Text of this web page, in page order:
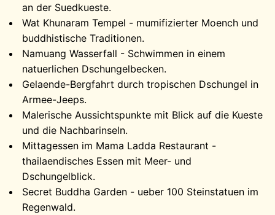
Der erste Stopp ist Hin Ta Hin Yai, die beruehmten
Grossmutter- und Grossvater-Felsen an der
Suedkueste der Insel - natuerliche Felsformationen, die
zu einem der meistfotografierten Wahrzeichen von Koh
Samui geworden sind. Eine lokale Legende besagt,
dass Paaren, die sich hier ein Kind wuenschen, dieser
Wunsch erfuellt wird, und Besucher kommen aus aller
Welt, um die Legende zu testen. Von dort rollt der
Konvoi zum Wat Khunaram Tempel, wo ein
mumifizierter Moench seit ueber vier Jahrzehnten in
einer Meditationshaltung in einem Glaskasten
aufbewahrt wird.
Namuang Wasserfall Koh Samui
an der Suedkueste.
Wat Khunaram Tempel - mumifizierter Moench und
buddhistische Traditionen.
Namuang Wasserfall - Schwimmen in einem
natuerlichen Dschungelbecken.
Gelaende-Bergfahrt durch tropischen Dschungel in
Armee-Jeeps.
Malerische Aussichtspunkte mit Blick auf die Kueste
und die Nachbarinseln.
Mittagessen im Mama Ladda Restaurant -
thailaendisches Essen mit Meer- und
Dschungelblick.
Secret Buddha Garden - ueber 100 Steinstatuen im
Regenwald.